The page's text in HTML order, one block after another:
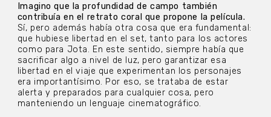
Imagino que la profundidad de campo también
contribuía en el retrato coral que propone la película.
Sí, pero además había otra cosa que era fundamental:
que hubiese libertad en el set, tanto para los actores
como para Jota. En este sentido, siempre había que
sacrificar algo a nivel de luz, pero garantizar esa
libertad en el viaje que experimentan los personajes
era importantísimo. Por eso, se trataba de estar
alerta y preparados para cualquier cosa, pero
manteniendo un lenguaje cinematográfico.